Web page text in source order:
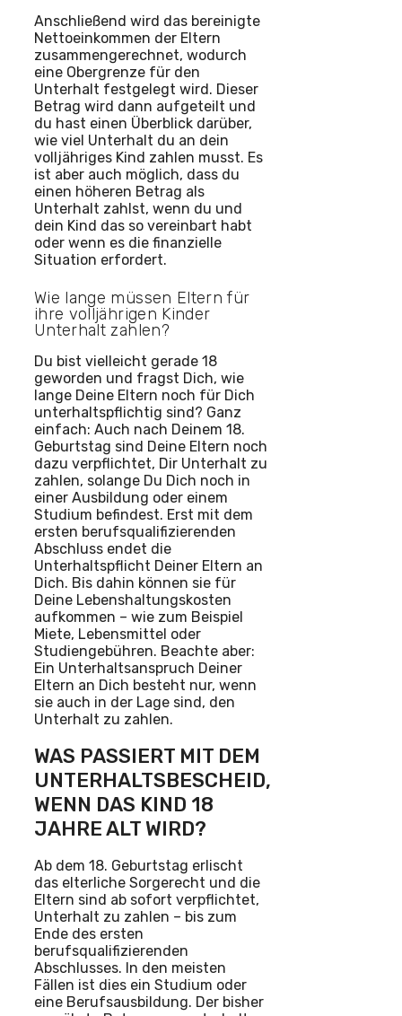
Anschließend wird das bereinigte
Nettoeinkommen der Eltern
zusammengerechnet, wodurch
eine Obergrenze für den
Unterhalt festgelegt wird. Dieser
Betrag wird dann aufgeteilt und
du hast einen Überblick darüber,
wie viel Unterhalt du an dein
volljähriges Kind zahlen musst. Es
ist aber auch möglich, dass du
einen höheren Betrag als
Unterhalt zahlst, wenn du und
dein Kind das so vereinbart habt
oder wenn es die finanzielle
Situation erfordert.
Wie lange müssen Eltern für
ihre volljährigen Kinder
Unterhalt zahlen?
Du bist vielleicht gerade 18
geworden und fragst Dich, wie
lange Deine Eltern noch für Dich
unterhaltspflichtig sind? Ganz
einfach: Auch nach Deinem 18.
Geburtstag sind Deine Eltern noch
dazu verpflichtet, Dir Unterhalt zu
zahlen, solange Du Dich noch in
einer Ausbildung oder einem
Studium befindest. Erst mit dem
ersten berufsqualifizierenden
Abschluss endet die
Unterhaltspflicht Deiner Eltern an
Dich. Bis dahin können sie für
Deine Lebenshaltungskosten
aufkommen – wie zum Beispiel
Miete, Lebensmittel oder
Studiengebühren. Beachte aber:
Ein Unterhaltsanspruch Deiner
Eltern an Dich besteht nur, wenn
sie auch in der Lage sind, den
Unterhalt zu zahlen.
WAS PASSIERT MIT DEM
UNTERHALTSBESCHEID,
WENN DAS KIND 18
JAHRE ALT WIRD?
Ab dem 18. Geburtstag erlischt
das elterliche Sorgerecht und die
Eltern sind ab sofort verpflichtet,
Unterhalt zu zahlen – bis zum
Ende des ersten
berufsqualifizierenden
Abschlusses. In den meisten
Fällen ist dies ein Studium oder
eine Berufsausbildung. Der bisher